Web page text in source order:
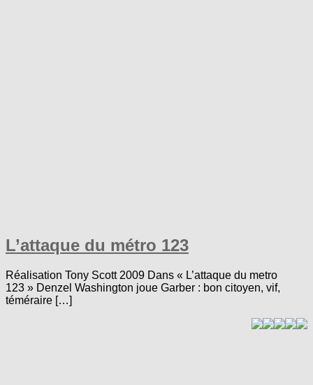
L’attaque du métro 123
Réalisation Tony Scott 2009 Dans « L’attaque du metro
123 » Denzel Washington joue Garber : bon citoyen, vif,
téméraire […]